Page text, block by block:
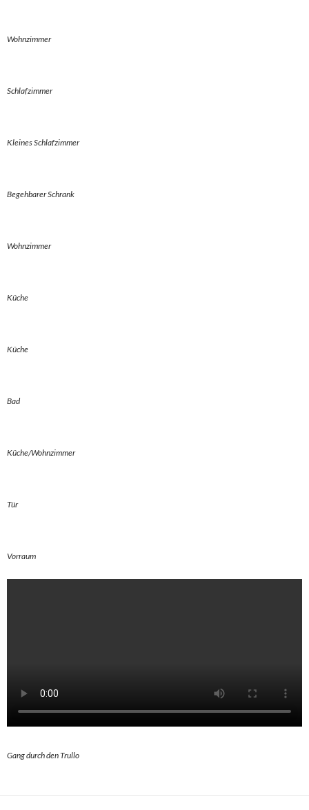
Wohnzimmer
Schlafzimmer
Kleines Schlafzimmer
Begehbarer Schrank
Wohnzimmer
Küche
Küche
Bad
Küche/Wohnzimmer
Tür
Vorraum
Gang durch den Trullo